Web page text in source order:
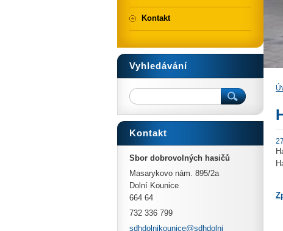
Kontakt
Vyhledávání
Kontakt
Sbor dobrovolných hasičů
Masarykovo nám. 895/2a
Dolní Kounice
664 64
732 336 799
sdhdolni kounice@sdhdolni